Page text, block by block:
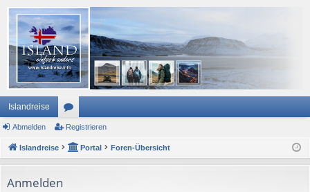
Islandreise
or
en
Abmelden Registrieren
Islandreise Portal Foren-Übersicht
Anmelden